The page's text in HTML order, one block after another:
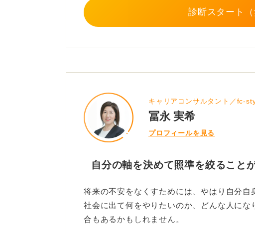
1
診断スタート（
キャリアコンサルタント／fc-
冨永 実希
プロフィールを見る
自分の軸を決めて照準を絞ること
将来の不安をなくすためには、やはり自分自
社会に出て何をやりたいのか、どんな人に
合もあるかもしれません。